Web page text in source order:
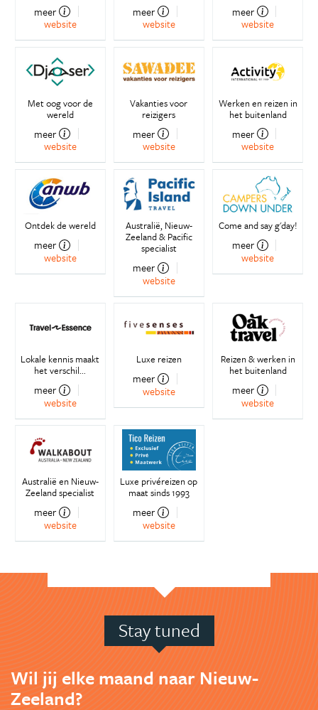
meer
website
meer
website
meer
website
Met oog voor de
wereld
meer
website
Vakanties voor
reizigers
meer
website
Werken en reizen in
het buitenland
meer
website
Ontdek de wereld
meer
website
Australië, Nieuw-
Zeeland & Pacific
specialist
meer
website
Come and say g'day!
meer
website
Lokale kennis maakt
het verschil...
meer
website
Luxe reizen
meer
website
Reizen & werken in
het buitenland
meer
website
Australië en Nieuw-
Zeeland specialist
meer
website
Luxe privéreizen op
maat sinds 1993
meer
website
Stay tuned
Wil jij elke maand naar Nieuw-
Zeeland?